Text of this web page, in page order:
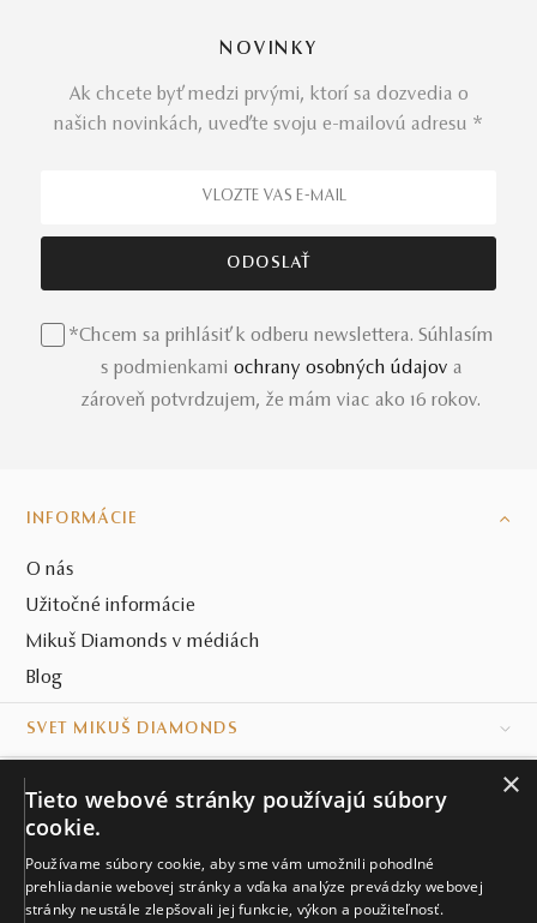
NOVINKY
Ak chcete byť medzi prvými, ktorí sa dozvedia o
našich novinkách, uveďte svoju e-mailovú adresu *
*Chcem sa prihlásiť k odberu newslettera. Súhlasím
s podmienkami ochrany osobných údajov a
zároveň potvrdzujem, že mám viac ako 16 rokov.
INFORMÁCIE
O nás
Užitočné informácie
Mikuš Diamonds v médiách
Blog
SVET MIKUŠ DIAMONDS
KONTAKT
Naše klenotníctva
×
Tieto webové stránky používajú súbory
cookie.
Používame súbory cookie, aby sme vám umožnili pohodlné
prehliadanie webovej stránky a vďaka analýze prevádzky webovej
stránky neustále zlepšovali jej funkcie, výkon a použiteľnosť.